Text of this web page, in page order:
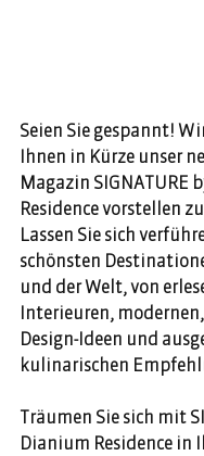
Seien Sie gespannt!
Ihnen in Kürze unser
Magazin SIGNATURE
Residence vorstellen
Lassen Sie sich
schönsten
und der Welt, von
Interieuren,
Design-Ideen und
kulinarischen
Träumen Sie sich mit
Dianium Residence in